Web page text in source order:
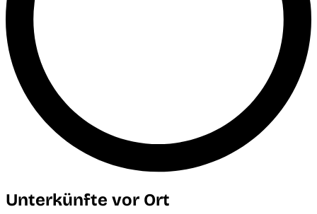
Unterkünfte vor Ort